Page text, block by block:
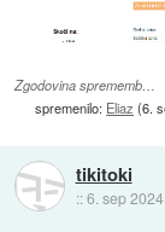
Zgodovina sprememb…
spremenilo: Eliaz (6.
tikitoki
::6. sep